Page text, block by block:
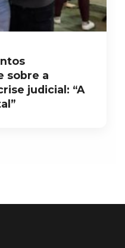
sobre a
judicial: “A